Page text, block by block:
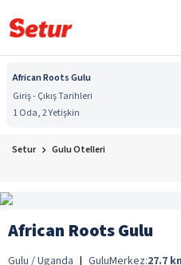
African Roots Gulu
Giriş - Çıkış Tarihleri
1 Oda, 2 Yetişkin
Setur Gulu Otelleri
African Roots Gulu
Gulu / Uganda | GuluMerkez:27.7